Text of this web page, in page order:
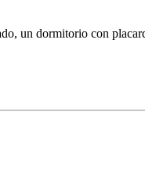
un dormitorio con